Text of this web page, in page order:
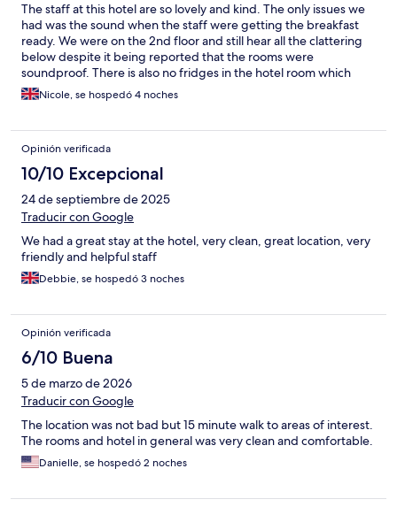
The staff at this hotel are so lovely and kind. The only issues we
had was the sound when the staff were getting the breakfast
ready. We were on the 2nd floor and still hear all the clattering
below despite it being reported that the rooms were
soundproof. There is also no fridges in the hotel room which
would have been useful for us to store cold water considering
the warm temperatures in Malaga during the summer months.
Nicole, se hospedó 4 noches
Opinión verificada
10/10 Excepcional
24 de septiembre de 2025
Traducir con Google
We had a great stay at the hotel, very clean, great location, very
friendly and helpful staff
Debbie, se hospedó 3 noches
Opinión verificada
6/10 Buena
5 de marzo de 2026
Traducir con Google
The location was not bad but 15 minute walk to areas of interest.
The rooms and hotel in general was very clean and comfortable.
Danielle, se hospedó 2 noches